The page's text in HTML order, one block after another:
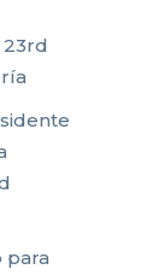
23rd
para